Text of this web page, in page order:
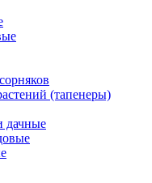
(тапенеры)
дачные